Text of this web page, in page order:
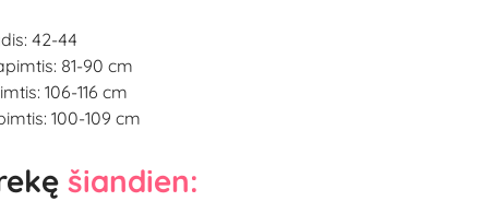
42-44
81-90 cm
106-116 cm
100-109 cm
šiandien: